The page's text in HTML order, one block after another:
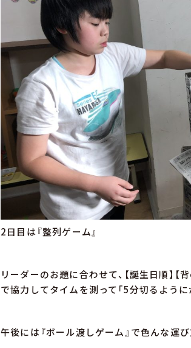
2日目は『整列ゲーム』
リーダーのお題に合わせて、【誕生日順】
で協力してタイムを測って「5分切るように
午後には『ボール渡しゲーム』で色んな運